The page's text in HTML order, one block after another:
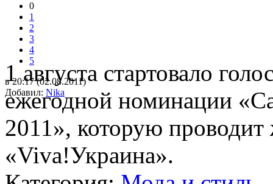
0
1
2
3
4
5
в 20:17 (02.08.2011)
Добавил: Nika
1 августа стартовало
ежегодной номинации
2011», которую
«Viva!Украина».